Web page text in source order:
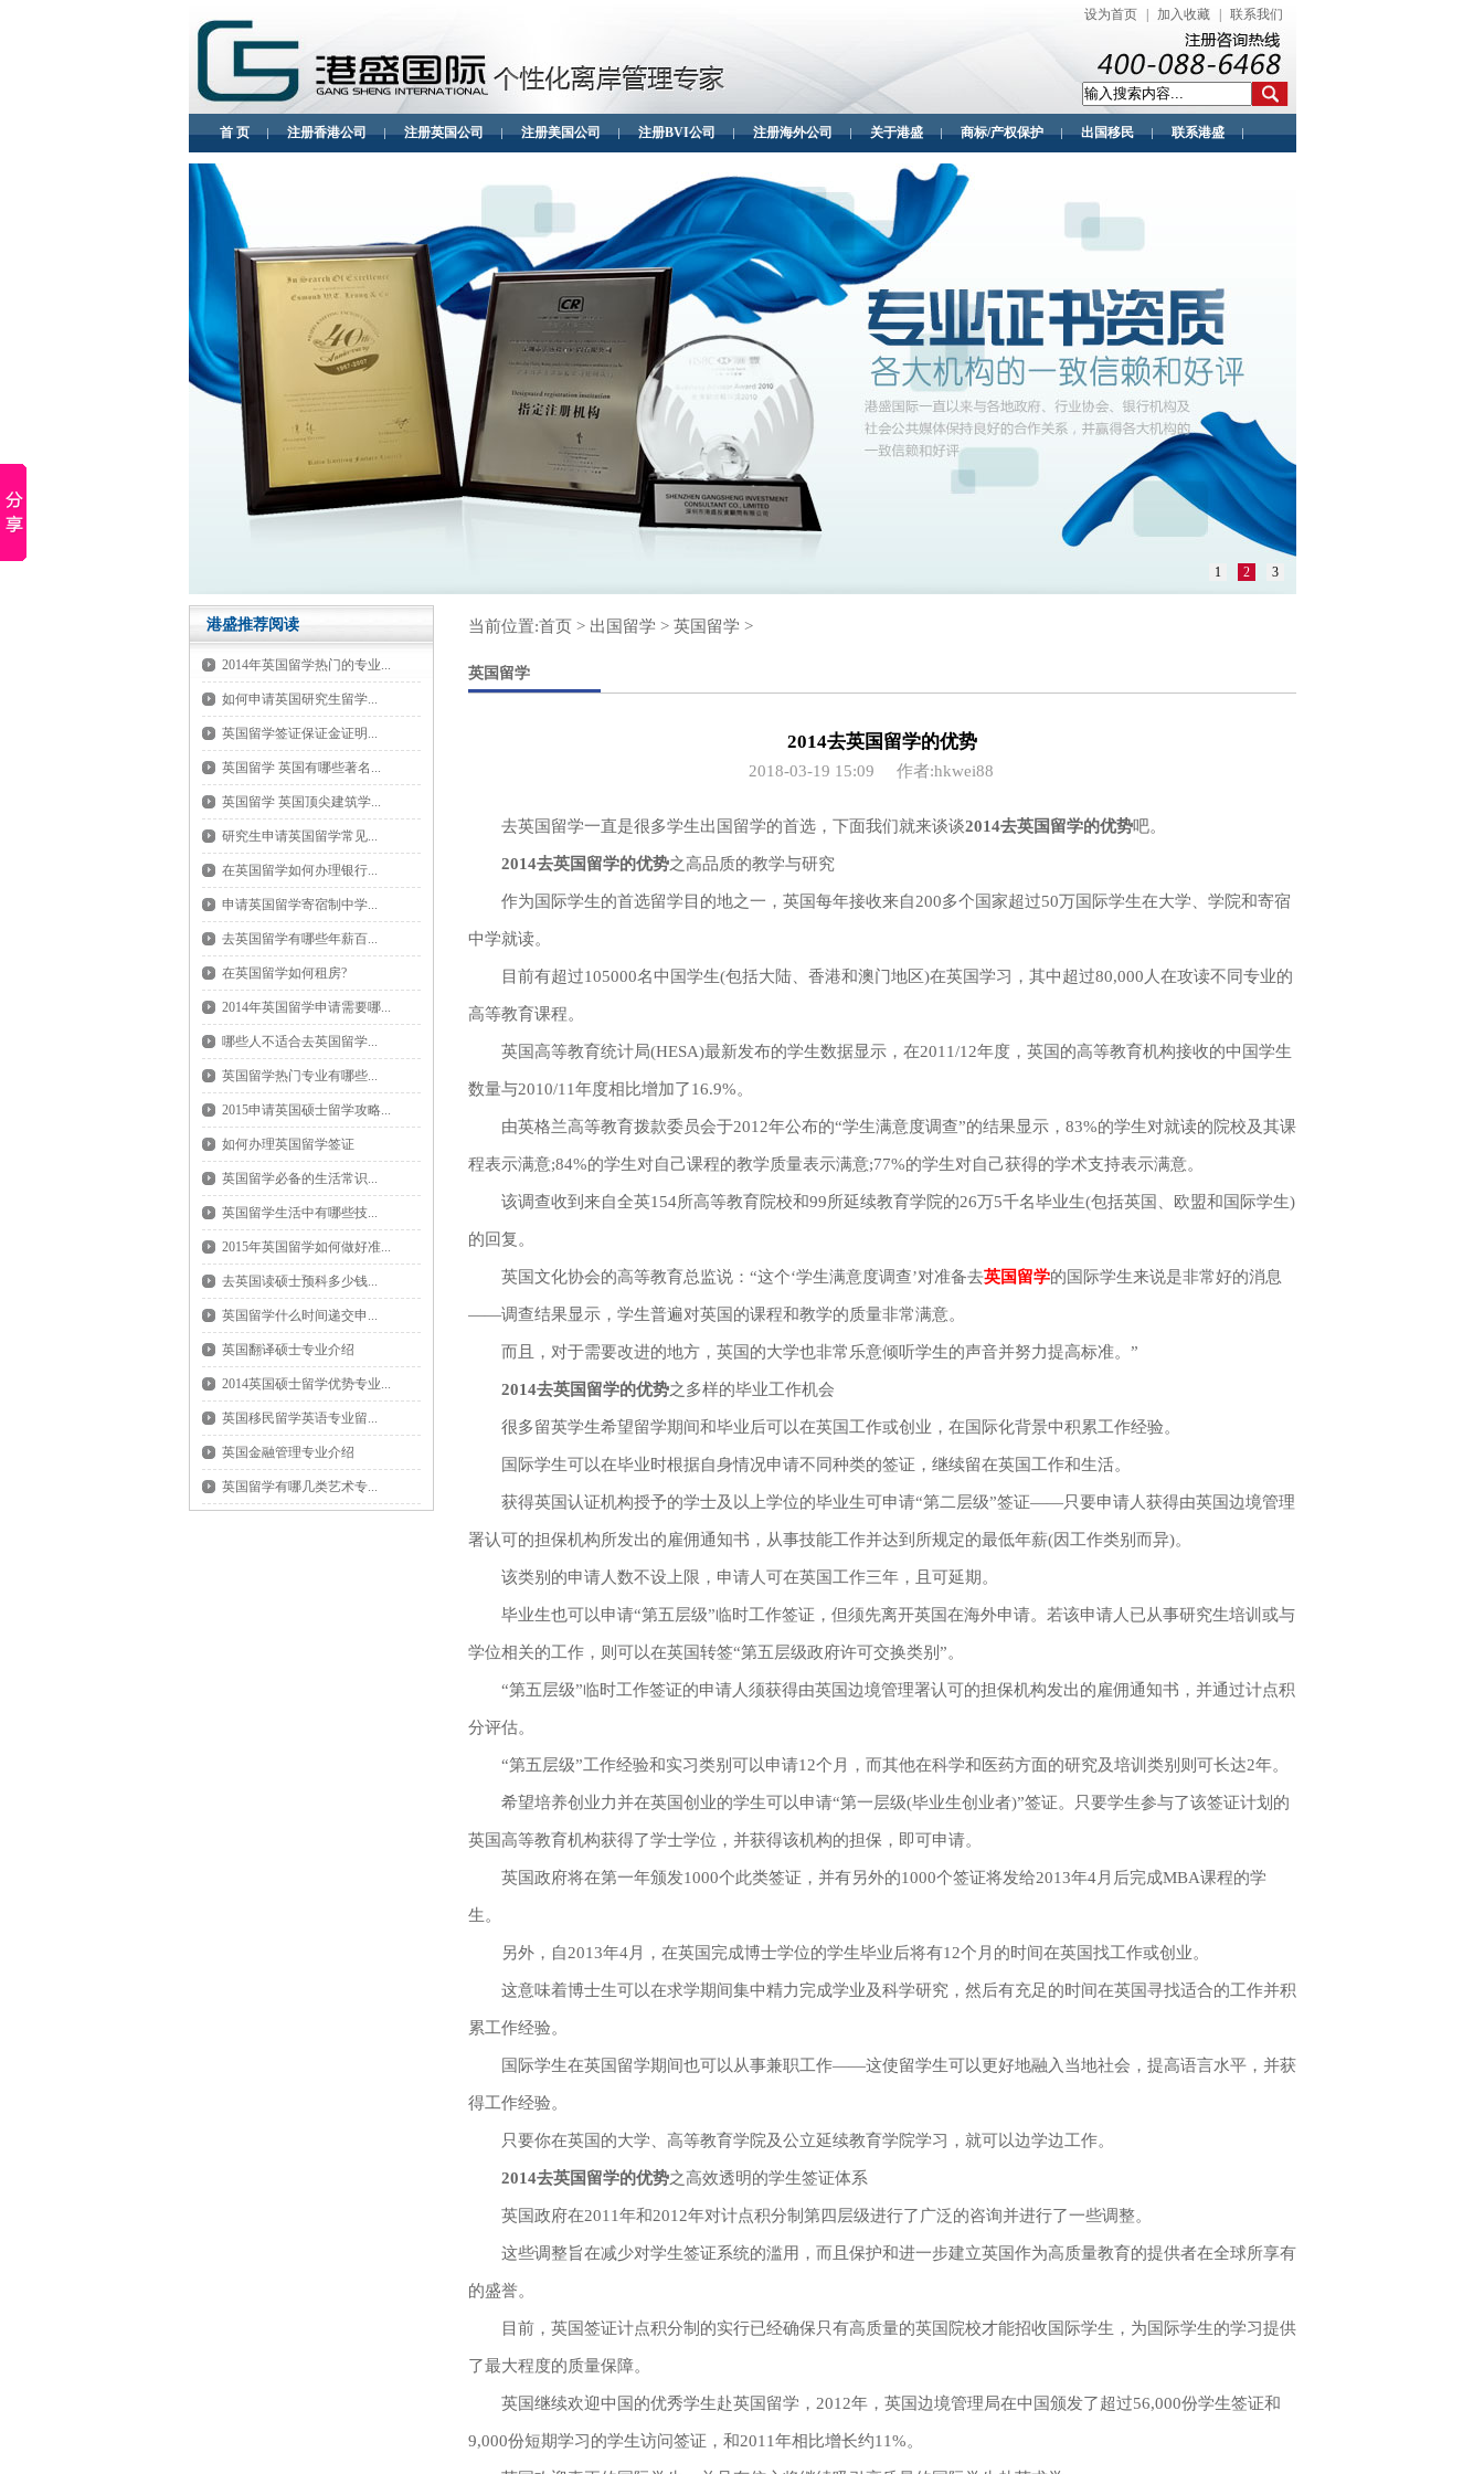
设为首页 加入收藏 联系我们
首 页 注册香港公司 注册英国公司 注册美国公司 注册BVI公司 注册海外公司 关于港盛 商标/产权保护 出国移民 联系港盛
1 2 3
港盛推荐阅读
2014年英国留学热门的专业...
如何申请英国研究生留学...
英国留学签证保证金证明...
英国留学 英国有哪些著名...
英国留学 英国顶尖建筑学...
研究生申请英国留学常见...
在英国留学如何办理银行...
申请英国留学寄宿制中学...
去英国留学有哪些年薪百...
在英国留学如何租房?
2014年英国留学申请需要哪...
哪些人不适合去英国留学...
英国留学热门专业有哪些...
2015申请英国硕士留学攻略...
如何办理英国留学签证
英国留学必备的生活常识...
英国留学生活中有哪些技...
2015年英国留学如何做好准...
去英国读硕士预科多少钱...
英国留学什么时间递交申...
英国翻译硕士专业介绍
2014英国硕士留学优势专业...
英国移民留学英语专业留...
英国金融管理专业介绍
英国留学有哪几类艺术专...
当前位置:首页> 出国留学 > 英国留学 >
英国留学
2014去英国留学的优势
2018-03-19 15:09 作者:hkwei88
去英国留学一直是很多学生出国留学的首选，下面我们就来谈谈2014去英国留学的优势吧。
2014去英国留学的优势之高品质的教学与研究
作为国际学生的首选留学目的地之一，英国每年接收来自200多个国家超过50万国际学生在大学、学院和寄宿
中学就读。
目前有超过105000名中国学生(包括大陆、香港和澳门地区)在英国学习，其中超过80,000人在攻读不同专业的
高等教育课程。
英国高等教育统计局(HESA)最新发布的学生数据显示，在2011/12年度，英国的高等教育机构接收的中国学生
数量与2010/11年度相比增加了16.9%。
由英格兰高等教育拨款委员会于2012年公布的“学生满意度调查”的结果显示，83%的学生对就读的院校及其课
程表示满意;84%的学生对自己课程的教学质量表示满意;77%的学生对自己获得的学术支持表示满意。
该调查收到来自全英154所高等教育院校和99所延续教育学院的26万5千名毕业生(包括英国、欧盟和国际学生)
的回复。
英国文化协会的高等教育总监说：“这个‘学生满意度调查’对准备去英国留学的国际学生来说是非常好的消息
——调查结果显示，学生普遍对英国的课程和教学的质量非常满意。
而且，对于需要改进的地方，英国的大学也非常乐意倾听学生的声音并努力提高标准。”
2014去英国留学的优势之多样的毕业工作机会
很多留英学生希望留学期间和毕业后可以在英国工作或创业，在国际化背景中积累工作经验。
国际学生可以在毕业时根据自身情况申请不同种类的签证，继续留在英国工作和生活。
获得英国认证机构授予的学士及以上学位的毕业生可申请“第二层级”签证——只要申请人获得由英国边境管理
署认可的担保机构所发出的雇佣通知书，从事技能工作并达到所规定的最低年薪(因工作类别而异)。
该类别的申请人数不设上限，申请人可在英国工作三年，且可延期。
毕业生也可以申请“第五层级”临时工作签证，但须先离开英国在海外申请。若该申请人已从事研究生培训或与
学位相关的工作，则可以在英国转签“第五层级政府许可交换类别”。
“第五层级”临时工作签证的申请人须获得由英国边境管理署认可的担保机构发出的雇佣通知书，并通过计点积
分评估。
“第五层级”工作经验和实习类别可以申请12个月，而其他在科学和医药方面的研究及培训类别则可长达2年。
希望培养创业力并在英国创业的学生可以申请“第一层级(毕业生创业者)”签证。只要学生参与了该签证计划的
英国高等教育机构获得了学士学位，并获得该机构的担保，即可申请。
英国政府将在第一年颁发1000个此类签证，并有另外的1000个签证将发给2013年4月后完成MBA课程的学
生。
另外，自2013年4月，在英国完成博士学位的学生毕业后将有12个月的时间在英国找工作或创业。
这意味着博士生可以在求学期间集中精力完成学业及科学研究，然后有充足的时间在英国寻找适合的工作并积
累工作经验。
国际学生在英国留学期间也可以从事兼职工作——这使留学生可以更好地融入当地社会，提高语言水平，并获
得工作经验。
只要你在英国的大学、高等教育学院及公立延续教育学院学习，就可以边学边工作。
2014去英国留学的优势之高效透明的学生签证体系
英国政府在2011年和2012年对计点积分制第四层级进行了广泛的咨询并进行了一些调整。
这些调整旨在减少对学生签证系统的滥用，而且保护和进一步建立英国作为高质量教育的提供者在全球所享有
的盛誉。
目前，英国签证计点积分制的实行已经确保只有高质量的英国院校才能招收国际学生，为国际学生的学习提供
了最大程度的质量保障。
英国继续欢迎中国的优秀学生赴英国留学，2012年，英国边境管理局在中国颁发了超过56,000份学生签证和
9,000份短期学习的学生访问签证，和2011年相比增长约11%。